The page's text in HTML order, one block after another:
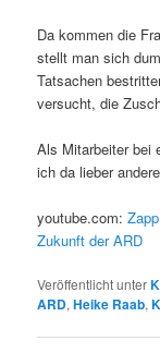
Da kommen die
stellt man sich
Tatsachen
versucht, die
Als Mitarbeiter bei
ich da lieber
youtube.com:
Zukunft der ARD
Veröffentlicht unter
ARD,Heike Raab,